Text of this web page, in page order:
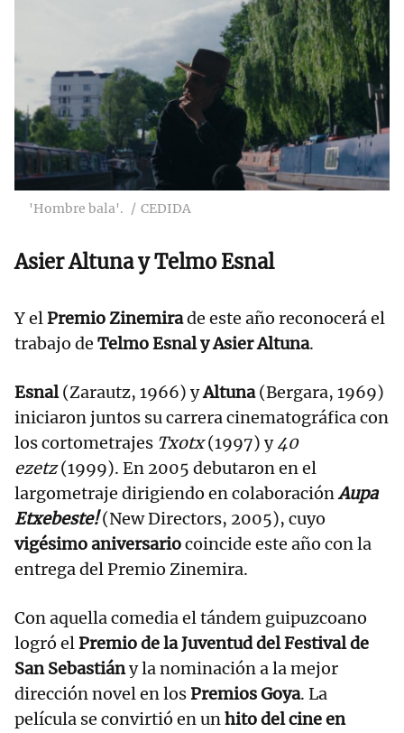
'Hombre bala'. CEDIDA
Asier Altuna y Telmo Esnal
Y elPremio Zinemirade este año reconocerá el
trabajo de Telmo Esnal y Asier Altuna.
Esnal(Zarautz, 1966) yAltuna(Bergara, 1969)
iniciaron juntos su carrera cinematográfica con
los cortometrajes Txotx(1997) y40
ezetz(1999). En 2005 debutaron en el
largometraje dirigiendo en colaboraciónAupa
Etxebeste! (New Directors, 2005), cuyo
vigésimo aniversariocoincide este año con la
entrega del Premio Zinemira.
Con aquella comedia el tándem guipuzcoano
logró elPremio de la Juventud del Festival de
San Sebastiány la nominación a la mejor
dirección novel en losPremios Goya. La
película se convirtió en unhito del cine en